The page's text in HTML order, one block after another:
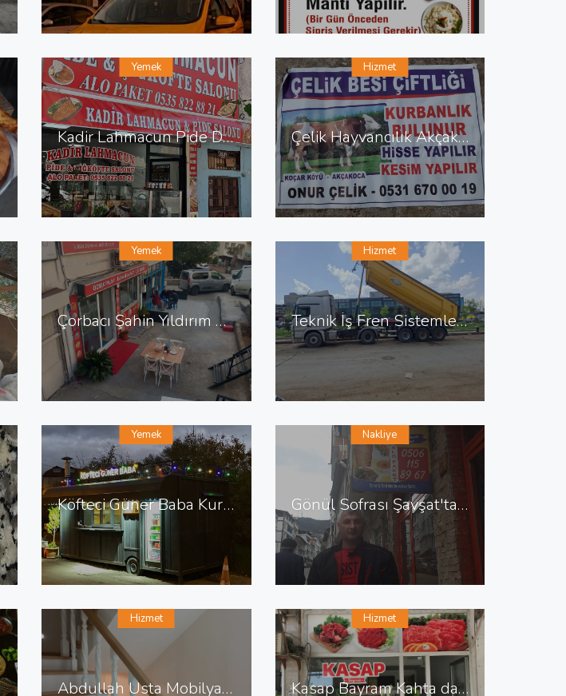
Kadir Lahmacun Pide Döner Salonu Yenişehir de Lahmacun Pide
Yemek
Çelik Hayvancılık Akçakoca da Hayvancılık Besicilik
Hizmet
Çorbacı Şahin Yıldırım da Çorbacı
Yemek
Teknik İş Fren Sistemleri Erkan Usta Ostim de Fren Tamiri
Hizmet
Köfteci Güner Baba Kurtköy de Köfteci
Yemek
Gönül Sofrası Şavşat'ta Tavuk Döner
Nakliye
Abdullah Usta Mobilya Dekorasyon Sitelerde Mobilya Dekorasyon
Hizmet
Kasap Bayram Kahta da Kasap
Hizmet